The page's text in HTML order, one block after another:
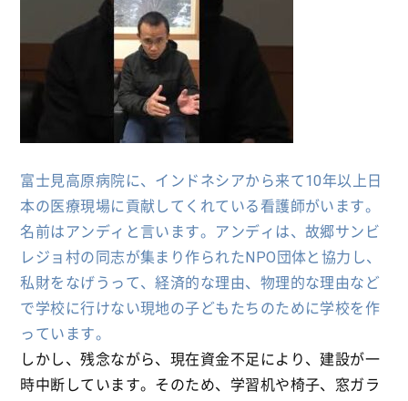
富士見高原病院に、インドネシアから来て10年以上日
本の医療現場に貢献してくれている看護師がいます。
名前はアンディと言います。アンディは、故郷サンビ
レジョ村の同志が集まり作られたNPO団体と協力し、
私財をなげうって、経済的な理由、物理的な理由など
で学校に行けない現地の子どもたちのために学校を作
っています。
しかし、残念ながら、現在資金不足により、建設が一
時中断しています。そのため、学習机や椅子、窓ガラ